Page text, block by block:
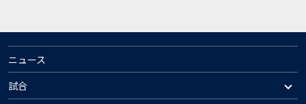
ニュース
試合